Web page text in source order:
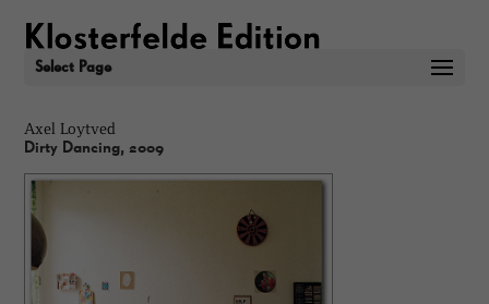
Select Page
Axel Loytved
Dirty Dancing, 2009